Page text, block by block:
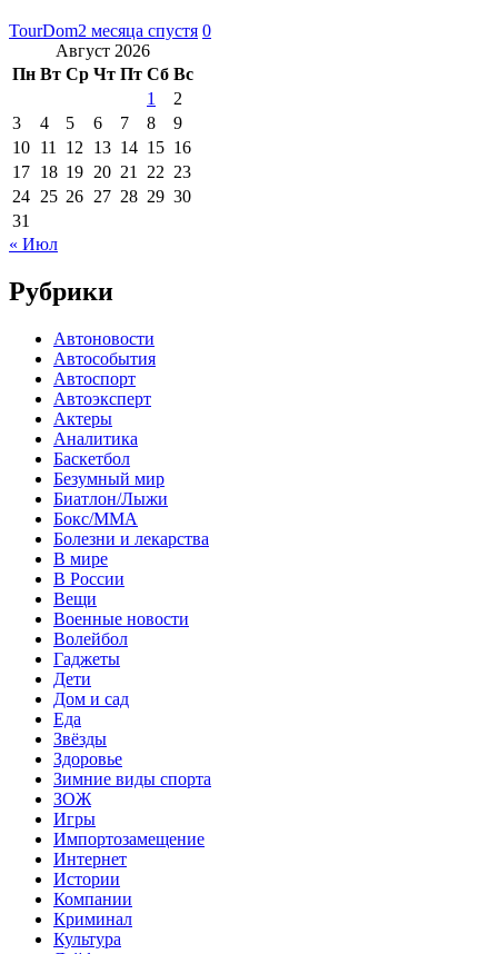
TourDom2 месяца спустя 0
Август 2026
Пн Вт Ср Чт Пт Сб Вс
1
2
3
4 5 6 7 8
9
10 11 12 13 14 15 16
17 18 19 20 21 22 23
24 25 26 27 28 29 30
31
« Июл
Рубрики
Автоновости
Автособытия
Автоспорт
Автоэксперт
Актеры
Аналитика
Баскетбол
Безумный мир
Биатлон/Лыжи
Бокс/MMA
Болезни и лекарства
В мире
В России
Вещи
Военные новости
Волейбол
Гаджеты
Дети
Дом и сад
Еда
Звёзды
Здоровье
Зимние виды спорта
ЗОЖ
Игры
Импортозамещение
Интернет
Истории
Компании
Криминал
Культура